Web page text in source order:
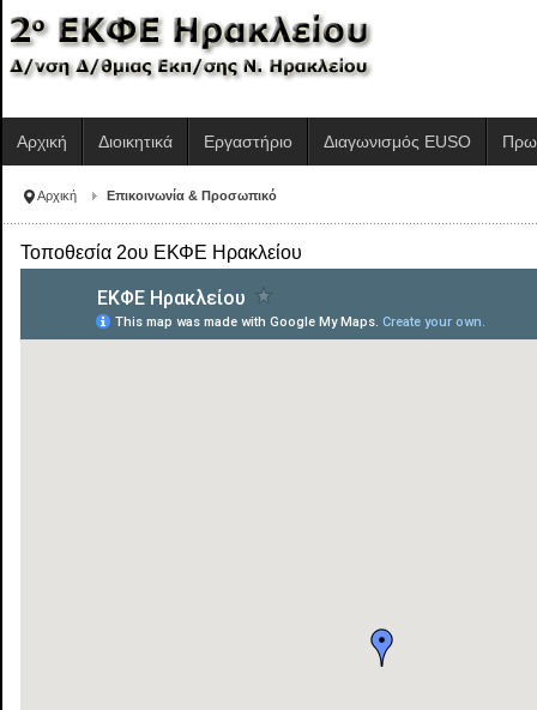
Αρχική Διοικητικά Εργαστήριο Διαγωνισμός EUSO
Αρχική Επικοινωνία & Προσωπικό
Τοποθεσία 2ου ΕΚΦΕ Ηρακλείου